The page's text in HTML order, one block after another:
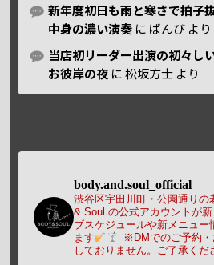
新年度初日も雨と寒さで拍子
中身の濃い演奏 に ばんび より
当店初リーダー出演の初々し
お彼岸の夜 に松坂方士 より
body.and.soul_official
渋谷区宇田川町・公園通り
& Soul の公式アカウントが新
ブスケジュールや新メニュー
ます
※DMでのご予約
しておりません。ご了承くだ